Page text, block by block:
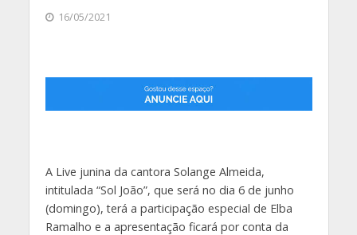
16/05/2021
A Live junina da cantora Solange Almeida,
intitulada “Sol João”, que será no dia 6 de junho
(domingo), terá a participação especial de Elba
Ramalho e a apresentação ficará por conta da